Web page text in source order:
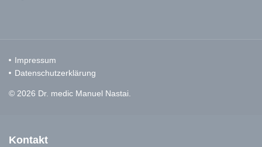
Impressum
Datenschutzerklärung
© 2026 Dr. medic Manuel Nastai.
Kontakt